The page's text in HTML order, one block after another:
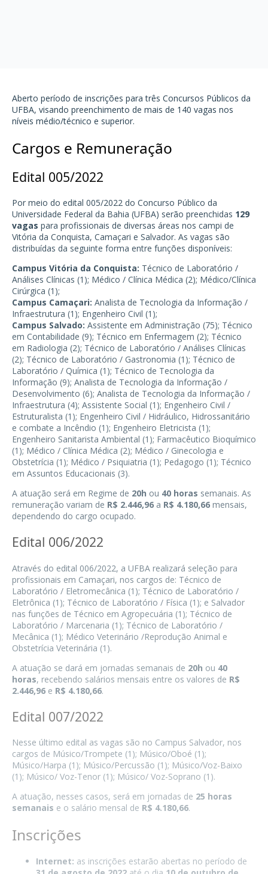
Aberto período de inscrições para três Concursos Públicos da
UFBA, visando preenchimento de mais de 140 vagas nos
níveis médio/técnico e superior.
Cargos e Remuneração
Edital 005/2022
Por meio do edital 005/2022 do Concurso Público da
Universidade Federal da Bahia (UFBA) serão preenchidas 129
vagas para profissionais de diversas áreas nos campi de
Vitória da Conquista, Camaçari e Salvador. As vagas são
distribuídas da seguinte forma entre funções disponíveis:
Campus Vitória da Conquista: Técnico de Laboratório /
Análises Clínicas (1); Médico / Clínica Médica (2); Médico/Clínica
Cirúrgica (1);
Campus Camaçari: Analista de Tecnologia da Informação /
Infraestrutura (1); Engenheiro Civil (1);
Campus Salvado: Assistente em Administração (75); Técnico
em Contabilidade (9); Técnico em Enfermagem (2); Técnico
em Radiologia (2); Técnico de Laboratório / Análises Clínicas
(2); Técnico de Laboratório / Gastronomia (1); Técnico de
Laboratório / Química (1); Técnico de Tecnologia da
Informação (9); Analista de Tecnologia da Informação /
Desenvolvimento (6); Analista de Tecnologia da Informação /
Infraestrutura (4); Assistente Social (1); Engenheiro Civil /
Estruturalista (1); Engenheiro Civil / Hidráulico, Hidrossanitário
e combate a Incêndio (1); Engenheiro Eletricista (1);
Engenheiro Sanitarista Ambiental (1); Farmacêutico Bioquímico
(1); Médico / Clínica Médica (2); Médico / Ginecologia e
Obstetrícia (1); Médico / Psiquiatria (1); Pedagogo (1); Técnico
em Assuntos Educacionais (3).
A atuação será em Regime de 20h ou 40 horas semanais. As
remuneração variam de R$ 2.446,96 a R$ 4.180,66 mensais,
dependendo do cargo ocupado.
Edital 006/2022
Através do edital 006/2022, a UFBA realizará seleção para
profissionais em Camaçari, nos cargos de: Técnico de
Laboratório / Eletromecânica (1); Técnico de Laboratório /
Eletrônica (1); Técnico de Laboratório / Física (1); e Salvador
nas funções de Técnico em Agropecuária (1); Técnico de
Laboratório / Marcenaria (1); Técnico de Laboratório /
Mecânica (1); Médico Veterinário /Reprodução Animal e
Obstetrícia Veterinária (1).
A atuação se dará em jornadas semanais de 20h ou 40
horas, recebendo salários mensais entre os valores de R$
2.446,96 e R$ 4.180,66.
Edital 007/2022
Nesse último edital as vagas são no Campus Salvador, nos
cargos de Músico/Trompete (1); Músico/Oboé (1);
Músico/Harpa (1); Músico/Percussão (1); Músico/Voz-Baixo
(1); Músico/ Voz-Tenor (1); Músico/ Voz-Soprano (1).
A atuação, nesses casos, será em jornadas de 25 horas
semanais e o salário mensal de R$ 4.180,66.
Inscrições
Internet: as inscrições estarão abertas no período de